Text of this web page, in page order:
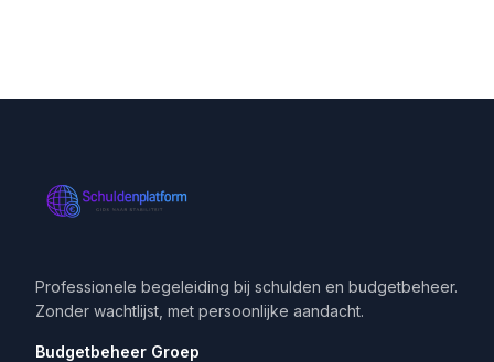
Professionele begeleiding bij schulden en budgetbeheer.
Zonder wachtlijst, met persoonlijke aandacht.
Budgetbeheer Groep